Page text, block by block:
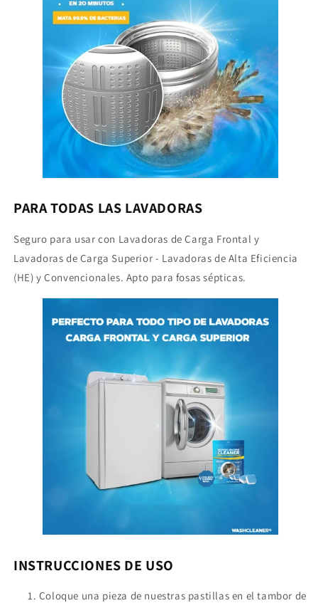
PARA TODAS LAS LAVADORAS
Seguro para usar con Lavadoras de Carga Frontal y
Lavadoras de Carga Superior - Lavadoras de Alta Eficiencia
(HE) y Convencionales. Apto para fosas sépticas.
INSTRUCCIONES DE USO
Coloque una pieza de nuestras pastillas en el tambor de